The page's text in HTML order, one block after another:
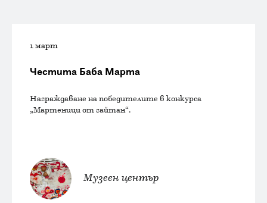
1 март
Честита Баба Марта
Награждаване на победителите в конкурса
„Мартеници от гайтан“.
Музеен център